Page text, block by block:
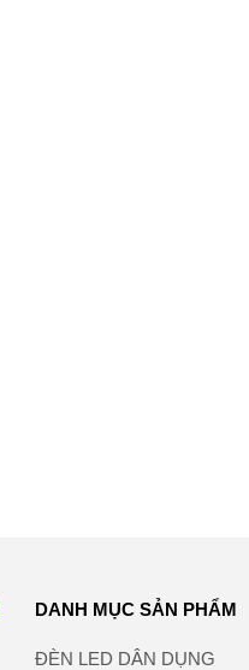
DANH MỤC SẢN PHẨM
ĐÈN LED DÂN DỤNG